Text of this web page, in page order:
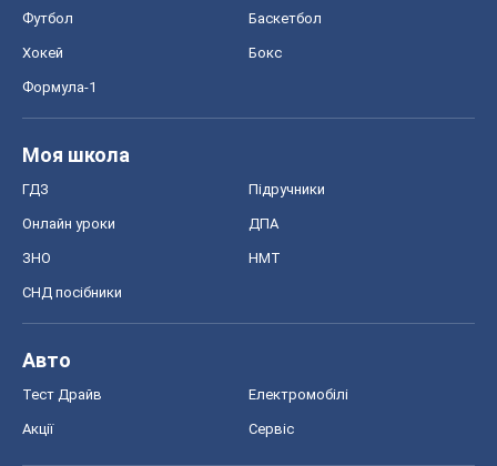
Футбол Баскетбол
Хокей Бокс
Формула-1
Моя школа
ГДЗ Підручники
Онлайн уроки ДПА
ЗНО НМТ
СНД посібники
Авто
Тест Драйв Електромобілі
Акції Сервіс